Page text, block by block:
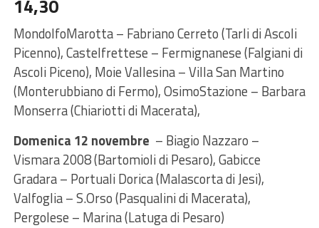
14,30
MondolfoMarotta – Fabriano Cerreto (Tarli di Ascoli
Picenno), Castelfrettese – Fermignanese (Falgiani di
Ascoli Piceno), Moie Vallesina – Villa San Martino
(Monterubbiano di Fermo), OsimoStazione – Barbara
Monserra (Chiariotti di Macerata),
Domenica 12 novembre – Biagio Nazzaro –
Vismara 2008 (Bartomioli di Pesaro), Gabicce
Gradara – Portuali Dorica (Malascorta di Jesi),
Valfoglia – S.Orso (Pasqualini di Macerata),
Pergolese – Marina (Latuga di Pesaro)